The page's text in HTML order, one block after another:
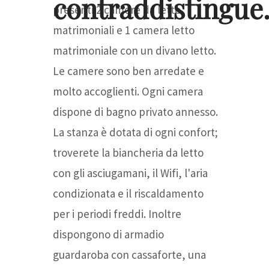
presenti 2 camere da letto
matrimoniali e 1 camera letto
matrimoniale con un divano letto.
Le camere sono ben arredate e
molto accoglienti. Ogni camera
dispone di bagno privato annesso.
La stanza è dotata di ogni confort;
troverete la biancheria da letto
con gli asciugamani, il Wifi, l'aria
condizionata e il riscaldamento
per i periodi freddi. Inoltre
dispongono di armadio
guardaroba con cassaforte, una